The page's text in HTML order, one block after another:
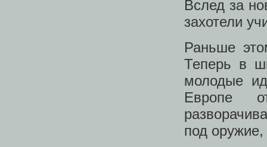
Вслед за
захотели
Раньше
Теперь в
молодые
Европе
под